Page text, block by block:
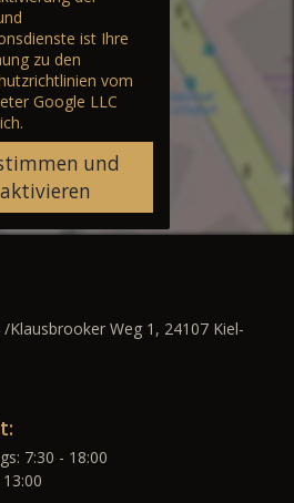
ist Ihre
zu den
vom
Google LLC
und
aktivieren
Klausbrooker Weg 1, 24107 Kiel-
7:30 - 18:00